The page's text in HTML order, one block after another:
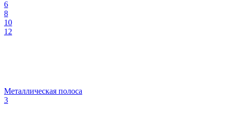
6
8
10
12
Металлическая полоса
3